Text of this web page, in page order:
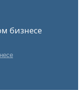
бизнесе